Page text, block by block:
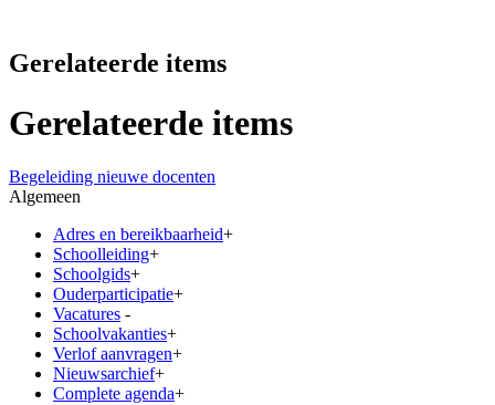
Gerelateerde items
Gerelateerde items
Begeleiding nieuwe docenten
Algemeen
Adres en bereikbaarheid+
Schoolleiding+
Schoolgids+
Ouderparticipatie+
Vacatures -
Schoolvakanties+
Verlof aanvragen+
Nieuwsarchief+
Complete agenda+